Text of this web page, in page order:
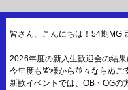
皆さん、こんにちは！54期MG
2026年度の新入生歓迎会の結
今年度も皆様から並々ならぬご
新歓イベントでは、OB・OGの